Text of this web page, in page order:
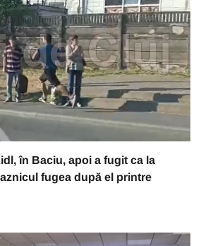
în Baciu, apoi a fugit ca la
fugea după el printre